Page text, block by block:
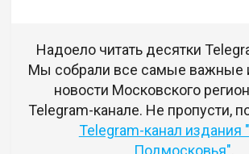
Надоело читать десятки
Мы собрали все самые важные
новости Московского
Telegram-канале. Не пропусти,
Telegram-канал издания
Подмосковья".